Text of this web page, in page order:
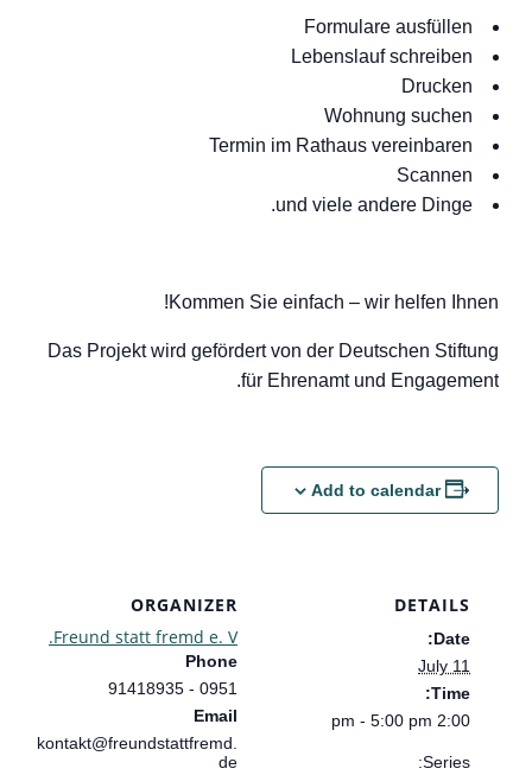
Formulare ausfüllen
Lebenslauf schreiben
Drucken
Wohnung suchen
Termin im Rathaus vereinbaren
Scannen
und viele andere Dinge.
Kommen Sie einfach – wir helfen Ihnen!
Das Projekt wird gefördert von der Deutschen Stiftung
für Ehrenamt und Engagement.
Add to calendar
DETAILS
Date:
July 11
Time:
2:00 pm - 5:00 pm
Series:
ORGANIZER
Freund statt fremd e. V.
Phone
0951 - 91418935
Email
kontakt@freundstattfremd.
de